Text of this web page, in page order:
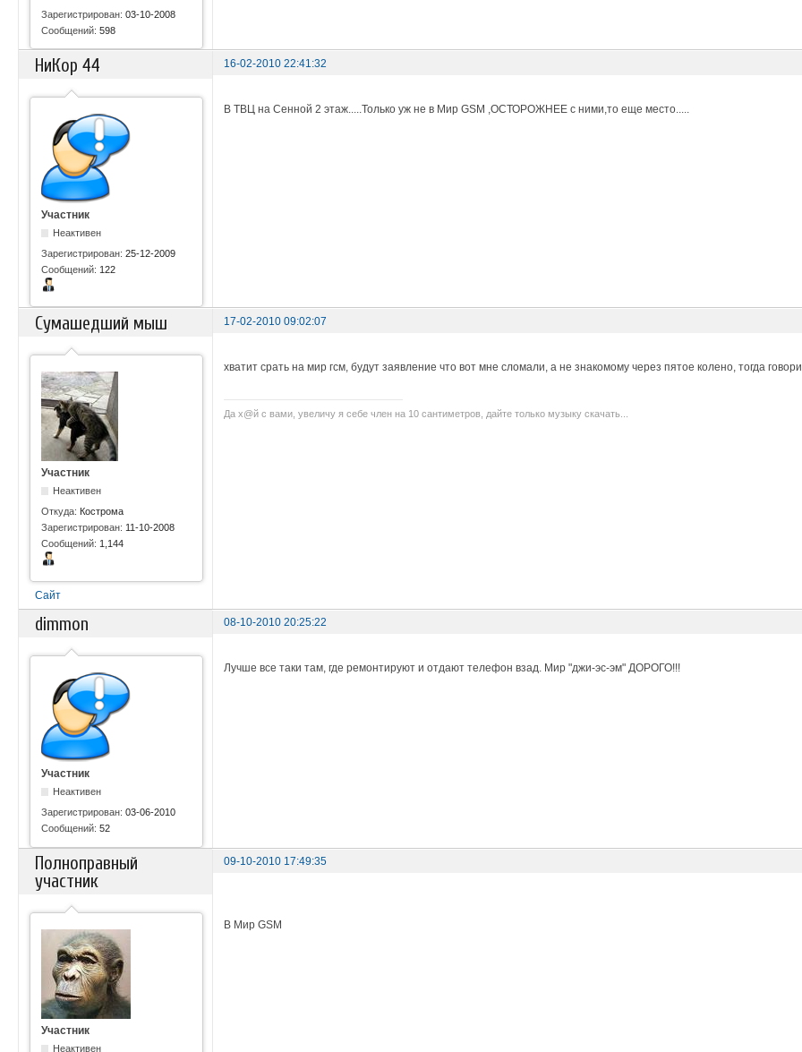
Зарегистрирован:03-10-2008
Сообщений:598
НиКор 44 16-02-2010 22:41:32
Участник
Неактивен
Зарегистрирован:25-12-2009
Сообщений: 122
В ТВЦ на Сенной 2 этаж.....Только уж не в Мир GSM ,ОСТОРОЖНЕЕ с ними,то еще место.....
Сумашедший мыш 17-02-2010 09:02:07
Участник
Неактивен
Откуда: Кострома
Зарегистрирован: 11-10-2008
Сообщений: 1,144
хватит срать на мир гсм, будут заявление что вот мне сломали, а не знакомому через пятое колено, тогда
Да х@й с вами, увеличу я себe член на 10 сантиметров, дайте только музыку скачать...
Сайт
dimmon 08-10-2010 20:25:22
Участник
Неактивен
Зарегистрирован:03-06-2010
Сообщений:52
Лучше все таки там, где ремонтируют и отдают телефон взад. Мир "джи-эс-эм" ДОРОГО!!!
Полноправный
участник
09-10-2010 17:49:35
Участник
Неактивен
В Мир GSM